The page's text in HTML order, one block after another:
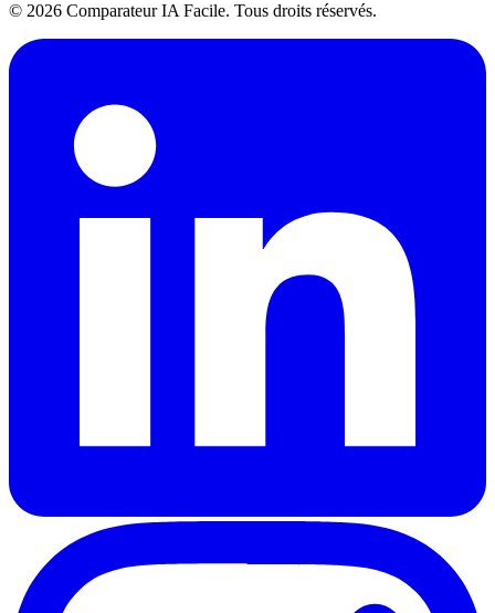
© 2026 Comparateur IA Facile. Tous droits réservés.